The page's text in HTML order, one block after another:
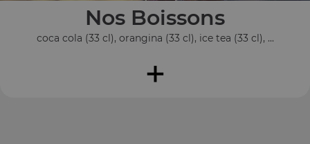
Nos Boissons
coca cola (33 cl), orangina (33 cl), ice tea (33 cl), ...
+